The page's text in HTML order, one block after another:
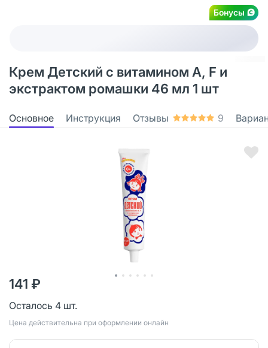
Бонусы
Крем Детский с витамином А, F и
экстрактом ромашки 46 мл 1 шт
Основное Инструкция Отзывы 9
141 ₽
Осталось 4 шт.
Цена действительна при оформлении онлайн